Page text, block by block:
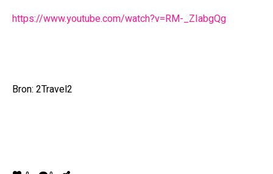
https://www.youtube.com/watch?v=RM-_ZIabgQg
Bron: 2Travel2